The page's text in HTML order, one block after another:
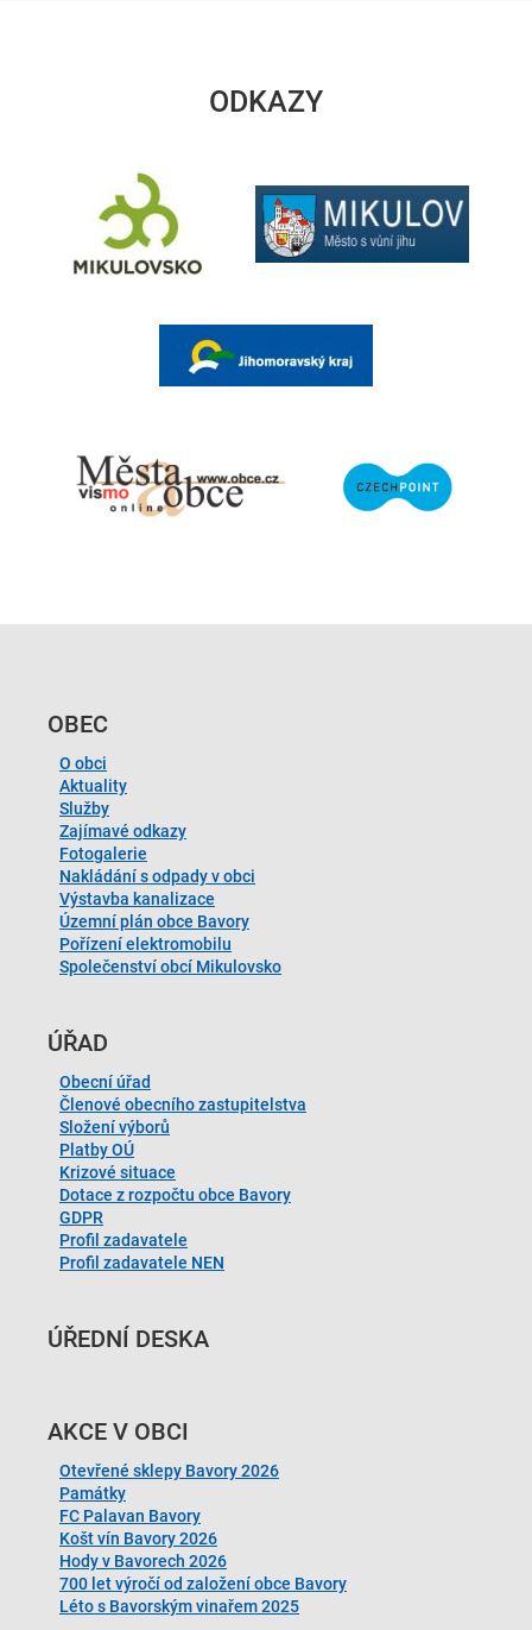
ODKAZY
OBEC
O obci
Aktuality
Služby
Zajímavé odkazy
Fotogalerie
Nakládání s odpady v obci
Výstavba kanalizace
Územní plán obce Bavory
Pořízení elektromobilu
Společenství obcí Mikulovsko
ÚŘAD
Obecní úřad
Členové obecního zastupitelstva
Složení výborů
Platby OÚ
Krizové situace
Dotace z rozpočtu obce Bavory
GDPR
Profil zadavatele
Profil zadavatele NEN
ÚŘEDNÍ DESKA
AKCE V OBCI
Otevřené sklepy Bavory 2026
Památky
FC Palavan Bavory
Košt vín Bavory 2026
Hody v Bavorech 2026
700 let výročí od založení obce Bavory
Léto s Bavorským vinařem 2025